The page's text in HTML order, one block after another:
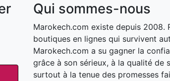
Qui sommes-nous
Marokech.com existe depuis 2008.
boutiques en lignes qui survivent
Marokech.com a su gagner la
grâce à son sérieux, à la qualité de
surtout à la tenue des promesses